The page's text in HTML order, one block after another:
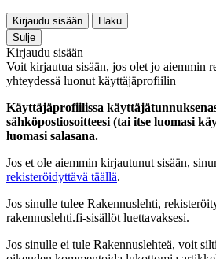
Kirjaudu sisään
Haku
Sulje
Kirjaudu sisään
Voit kirjautua sisään, jos olet jo aiemmin
yhteydessä luonut käyttäjäprofiilin
Käyttäjäprofiilissa
sähköpostiosoitteesi (tai itse luomasi
luomasi salasana.
Jos et ole aiemmin kirjautunut sisään,
rekisteröidyttävä täällä.
Jos sinulle tulee Rakennuslehti,
rakennuslehti.fi-sisällöt luettavaksesi.
Jos sinulle ei tule Rakennuslehteä, voit